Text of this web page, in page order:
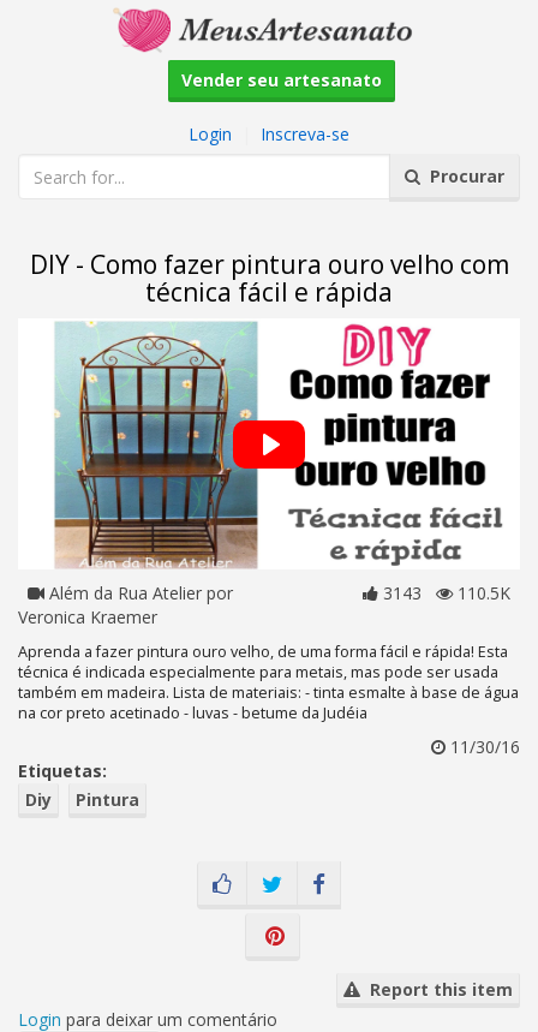
Vender seu artesanato
Login
Inscreva-se
Procurar
DIY - Como fazer pintura ouro velho com
técnica fácil e rápida
Além da Rua Atelier por
Veronica Kraemer
3143 110.5K
Aprenda a fazer pintura ouro velho, de uma forma fácil e rápida! Esta
técnica é indicada especialmente para metais, mas pode ser usada
também em madeira. Lista de materiais: - tinta esmalte à base de água
na cor preto acetinado - luvas - betume da Judéia
11/30/16
Etiquetas:
Diy
Pintura
Report this item
Login para deixar um comentário